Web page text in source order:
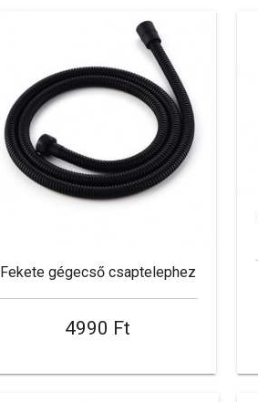
Fekete gégecső csaptelephez
4990 Ft